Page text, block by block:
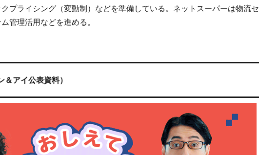
プライシング（変動制）などを準備している。ネットスーパーは物流セ
管理活用などを進める。
＆アイ公表資料）